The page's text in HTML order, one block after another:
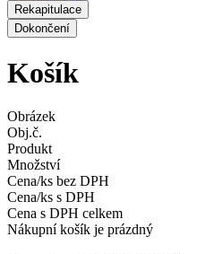
Rekapitulace
Dokončení
Košík
Obrázek
Obj.č.
Produkt
Množství
Cena/ks bez DPH
Cena/ks s DPH
Cena s DPH celkem
Nákupní košík je prázdný